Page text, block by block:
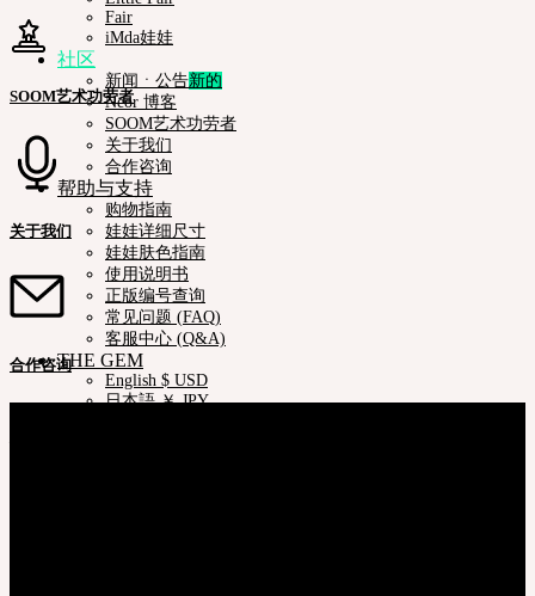
Fair
iMda娃娃
社区
新闻ㆍ公告
Neor 博客
SOOM艺术功劳者
关于我们
合作咨询
帮助与支持
购物指南
娃娃详细尺寸
娃娃肤色指南
使用说明书
正版编号查询
常见问题 (FAQ)
客服中心 (Q&A)
THE GEM
English $ USD
日本語 ￥ JPY
SOOM艺术功劳者
关于我们
合作咨询